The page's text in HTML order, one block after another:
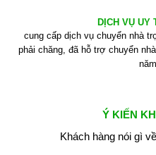
DỊCH VỤ UY
cung cấp dịch vụ chuyển nhà
phải chăng, đã hỗ trợ chuyển
Ý KIẾN
Khách hàng nói gì